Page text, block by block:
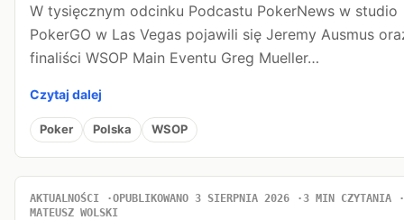
W tysięcznym odcinku Podcastu PokerNews w studio
PokerGO w Las Vegas pojawili się Jeremy Ausmus
finaliści WSOP Main Eventu Greg Mueller…
Czytaj dalej
Poker Polska WSOP
AKTUALNOŚCI OPUBLIKOWANO 3 SIERPNIA 2026
3 MIN CZYTANIA
MATEUSZ WOLSKI